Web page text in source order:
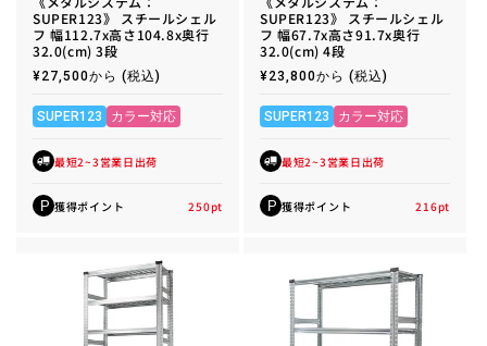
SUPER123》 スチールシェル
フ 幅112.7x高さ104.8x奥行
32.0(cm) 3段
通
価
格
¥27,500から (税込)
SUPER123 カラー対応
最短2~3営業日出荷
P 獲得ポイント 250pt
SUPER123》 スチールシェル
フ 幅67.7x高さ91.7x奥行
32.0(cm) 4段
通
価
格
¥23,800から (税込)
SUPER123 カラー対応
最短2~3営業日出荷
P 獲得ポイント 216pt